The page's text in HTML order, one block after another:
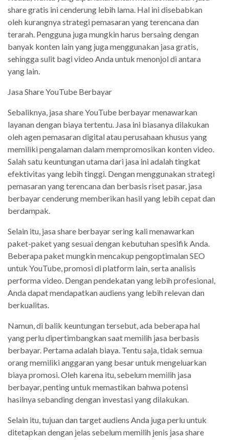
share gratis ini cenderung lebih lama. Hal ini disebabkan
oleh kurangnya strategi pemasaran yang terencana dan
terarah. Pengguna juga mungkin harus bersaing dengan
banyak konten lain yang juga menggunakan jasa gratis,
sehingga sulit bagi video Anda untuk menonjol di antara
yang lain.
Jasa Share YouTube Berbayar
Sebaliknya, jasa share YouTube berbayar menawarkan
layanan dengan biaya tertentu. Jasa ini biasanya dilakukan
oleh agen pemasaran digital atau perusahaan khusus yang
memiliki pengalaman dalam mempromosikan konten video.
Salah satu keuntungan utama dari jasa ini adalah tingkat
efektivitas yang lebih tinggi. Dengan menggunakan strategi
pemasaran yang terencana dan berbasis riset pasar, jasa
berbayar cenderung memberikan hasil yang lebih cepat dan
berdampak.
Selain itu, jasa share berbayar sering kali menawarkan
paket-paket yang sesuai dengan kebutuhan spesifik Anda.
Beberapa paket mungkin mencakup pengoptimalan SEO
untuk YouTube, promosi di platform lain, serta analisis
performa video. Dengan pendekatan yang lebih profesional,
Anda dapat mendapatkan audiens yang lebih relevan dan
berkualitas.
Namun, di balik keuntungan tersebut, ada beberapa hal
yang perlu dipertimbangkan saat memilih jasa berbasis
berbayar. Pertama adalah biaya. Tentu saja, tidak semua
orang memiliki anggaran yang besar untuk mengeluarkan
biaya promosi. Oleh karena itu, sebelum memilih jasa
berbayar, penting untuk memastikan bahwa potensi
hasilnya sebanding dengan investasi yang dilakukan.
Selain itu, tujuan dan target audiens Anda juga perlu untuk
ditetapkan dengan jelas sebelum memilih jenis jasa share